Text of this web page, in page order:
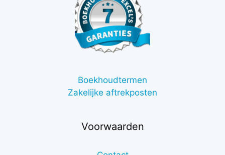
Boekhoudtermen
Zakelijke aftrekposten
Voorwaarden